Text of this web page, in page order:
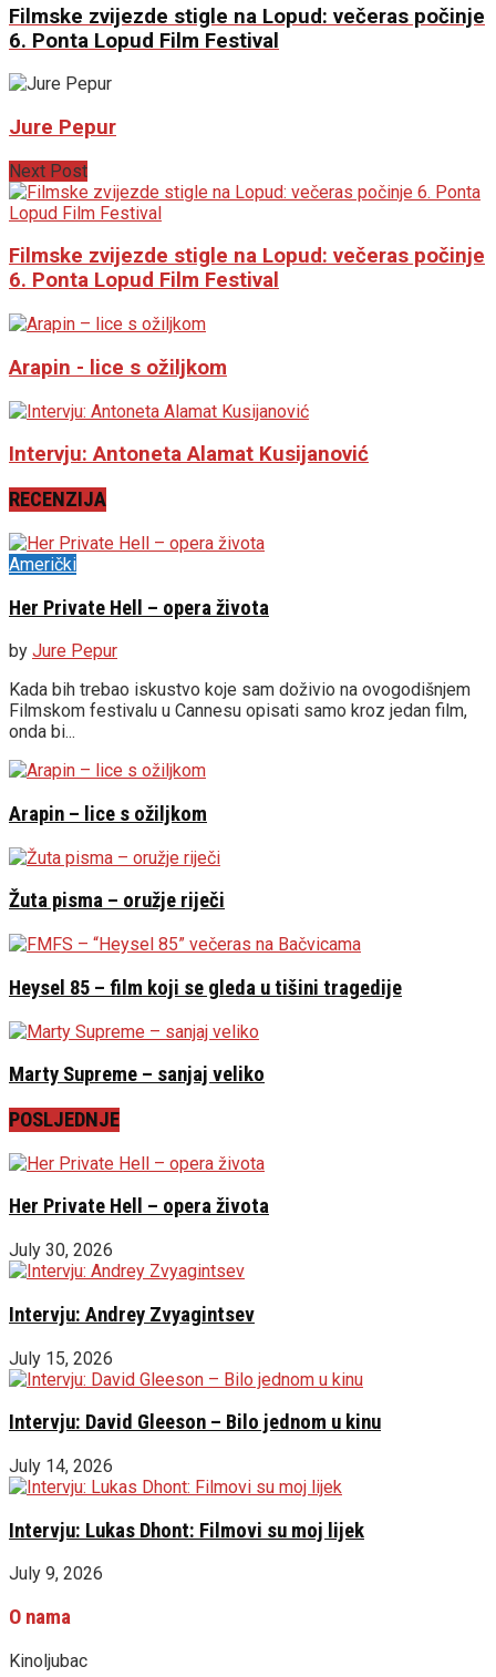
Filmske zvijezde stigle na Lopud: večeras počinje
6. Ponta Lopud Film Festival
Jure Pepur
Next Post
Filmske zvijezde stigle na Lopud: večeras počinje
6. Ponta Lopud Film Festival
Arapin - lice s ožiljkom
Intervju: Antoneta Alamat Kusijanović
RECENZIJA
Američki
Her Private Hell – opera života
by Jure Pepur
Kada bih trebao iskustvo koje sam doživio na ovogodišnjem
Filmskom festivalu u Cannesu opisati samo kroz jedan film,
onda bi...
Arapin – lice s ožiljkom
Žuta pisma – oružje riječi
Heysel 85 – film koji se gleda u tišini tragedije
Marty Supreme – sanjaj veliko
POSLJEDNJE
Her Private Hell – opera života
July 30, 2026
Intervju: Andrey Zvyagintsev
July 15, 2026
Intervju: David Gleeson – Bilo jednom u kinu
July 14, 2026
Intervju: Lukas Dhont: Filmovi su moj lijek
July 9, 2026
O nama
Kinoljubac